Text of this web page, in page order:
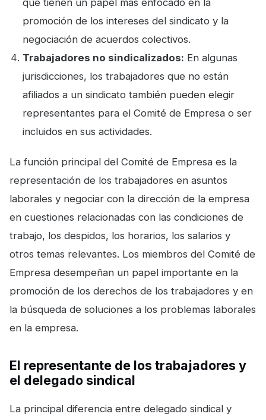
promoción de los intereses del sindicato y la
negociación de acuerdos colectivos.
Trabajadores no sindicalizados: En algunas
jurisdicciones, los trabajadores que no están
afiliados a un sindicato también pueden elegir
representantes para el Comité de Empresa o ser
incluidos en sus actividades.
La función principal del Comité de Empresa es la
representación de los trabajadores en asuntos
laborales y negociar con la dirección de la empresa
en cuestiones relacionadas con las condiciones de
trabajo, los despidos, los horarios, los salarios y
otros temas relevantes. Los miembros del Comité de
Empresa desempeñan un papel importante en la
promoción de los derechos de los trabajadores y en
la búsqueda de soluciones a los problemas laborales
en la empresa.
El representante de los trabajadores y
el delegado sindical
La principal diferencia entre delegado sindical y